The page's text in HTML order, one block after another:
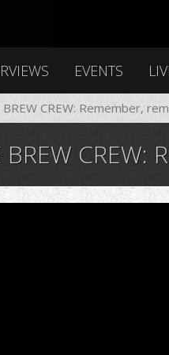
EVENTS
BREW CREW: Remember,
CREW: